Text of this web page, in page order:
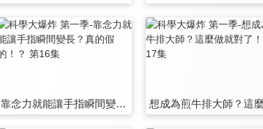
靠念力就能讓手指瞬間變長？真的假的！？ 第16集